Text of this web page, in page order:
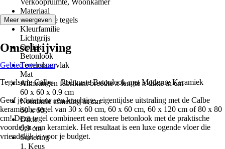
Verkoopruimte, Woonkamer
Materiaal
Keramische tegels
Kleurfamilie
Lichtgrijs
Optiek
Betonlook
Tegeloppervlak
Mat
Afmetingen fabrikant breedte x lengte x dikte in cm
60 x 60 x 0.9 cm
Nominale afmeting in cm
60 x 60
Dikte
0,9 cm
Sortering
1. Keus
Meer weergeven
Omschrijving
Gebied overslaan
Tegelserie Calbe – Robuuste Betonlook met Moderne Keramiek
Geef je interieur een krachtige, eigentijdse uitstraling met de Calbe
keramische tegel van 30 x 60 cm, 60 x 60 cm, 60 x 120 cm of 80 x 80
cm! Deze tegel combineert een stoere betonlook met de praktische
voordelen van keramiek. Het resultaat is een luxe ogende vloer die
vriendelijk is voor je budget.